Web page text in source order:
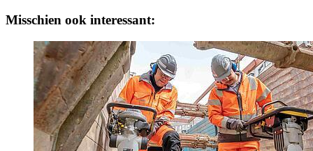
Misschien ook interessant: